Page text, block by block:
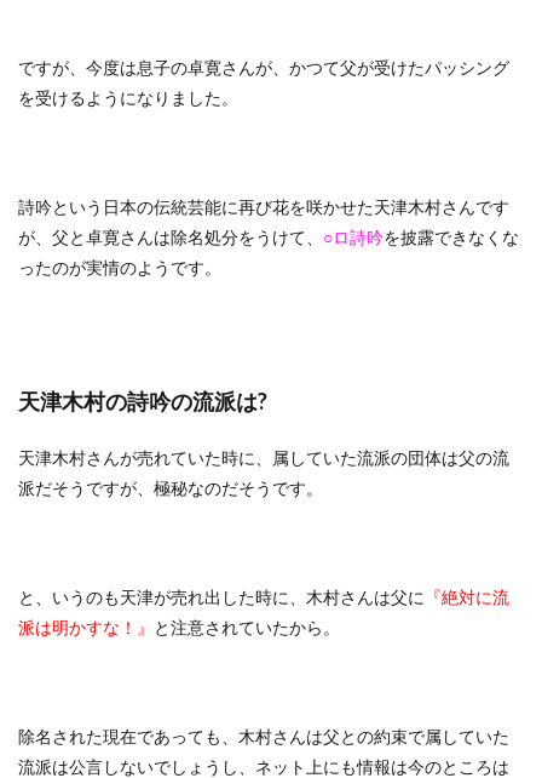
ですが、今度は息子の卓寛さんが、かつて父が受けたパッシング
を受けるようになりました。
詩吟という日本の伝統芸能に再び花を咲かせた天津木村さんです
が、父と卓寛さんは除名処分をうけて、 ○ロ詩吟を披露できなくな
ったのが実情のようです。
天津木村の詩吟の流派は?
天津木村さんが売れていた時に、属していた流派の団体は父の流
派だそうですが、極秘なのだそうです。
と、いうのも天津が売れ出した時に、木村さんは父に 『絶対に流
派は明かすな！』 と注意されていたから。
除名された現在であっても、木村さんは父との約束で属していた
流派は公言しないでしょうし、ネット上にも情報は今のところは